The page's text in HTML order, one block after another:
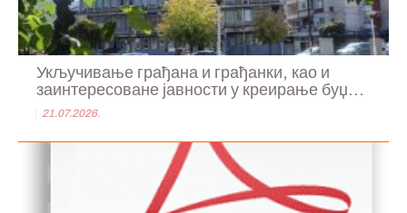
Укључивање грађана и грађанки, као и
заинтересоване јавности у креирање буџ...
21.07.2026.